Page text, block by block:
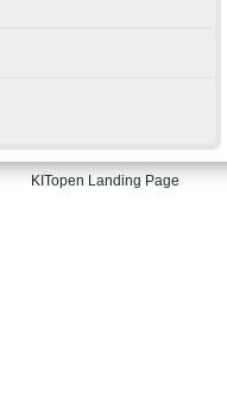
KITopen Landing Page